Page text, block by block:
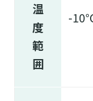
温
度
範
囲
-